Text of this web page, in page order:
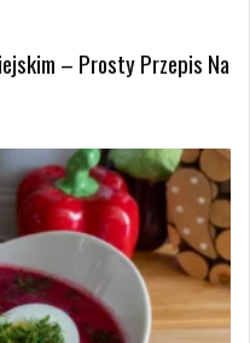
– Prosty Przepis Na